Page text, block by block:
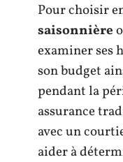
Pour choisir
saisonnière
examiner ses
son budget
pendant la
assurance
avec un
aider à